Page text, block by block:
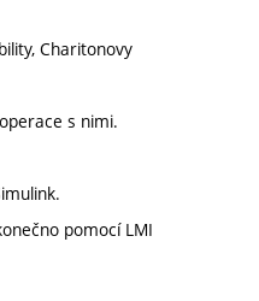
Charitonovy
s nimi.
pomocí LMI